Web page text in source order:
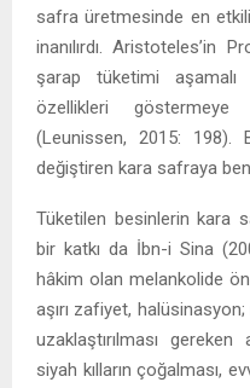
safra üretmesinde en
inanılırdı. Aristoteles’in
şarap tüketimi aşamalı
özellikleri göstermeye
(Leunissen, 2015: 198).
değiştiren kara safraya
Tüketilen besinlerin kara
bir katkı da İbn-i Sina
hâkim olan melankolide
aşırı zafiyet,
uzaklaştırılması gereken
siyah kılların çoğalması,